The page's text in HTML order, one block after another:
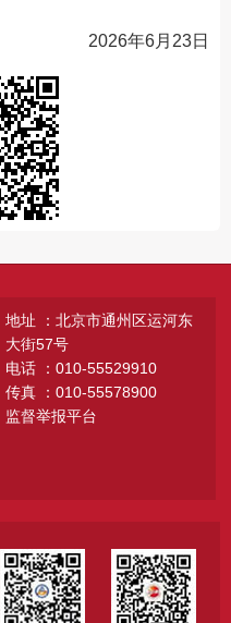
2026年6月23日
地址 ：北京市通州区运河东
大街57号
电话 ：010-55529910
传真 ：010-55578900
监督举报平台